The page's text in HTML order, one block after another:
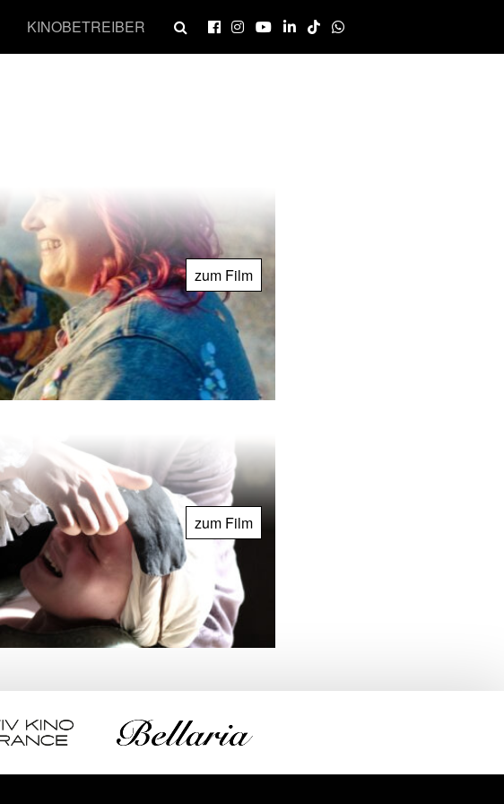
KINOBETREIBER
zum Film
zum Film